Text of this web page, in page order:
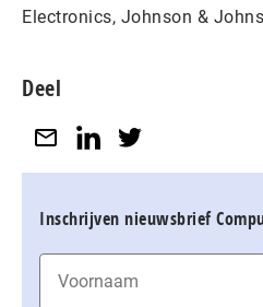
Electronics, Johnson &
Deel
Inschrijven nieuwsbrief